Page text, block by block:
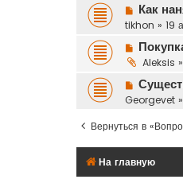
о
о
щ
н
и
о
е
о
б
щ
н
Н
о
о
е
с
о
б
е
н
и
Как
tikhon » 19
Н
о
о
е
о
о
б
щ
Aleksis »
Н
о
о
о
Georgevet »
Вернуться в
На главную